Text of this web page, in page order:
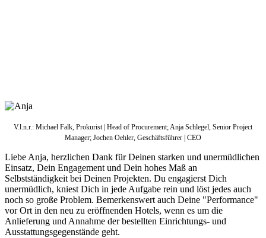
V.l.n.r.: Michael Falk, Prokurist | Head of Procurement; Anja Schlegel, Senior Project
Manager; Jochen Oehler, Geschäftsführer | CEO
Liebe Anja, herzlichen Dank für Deinen starken und unermüdlichen
Einsatz, Dein Engagement und Dein hohes Maß an
Selbstständigkeit bei Deinen Projekten. Du engagierst Dich
unermüdlich, kniest Dich in jede Aufgabe rein und löst jedes auch
noch so große Problem. Bemerkenswert auch Deine "Performance"
vor Ort in den neu zu eröffnenden Hotels, wenn es um die
Anlieferung und Annahme der bestellten Einrichtungs- und
Ausstattungsgegenstände geht.